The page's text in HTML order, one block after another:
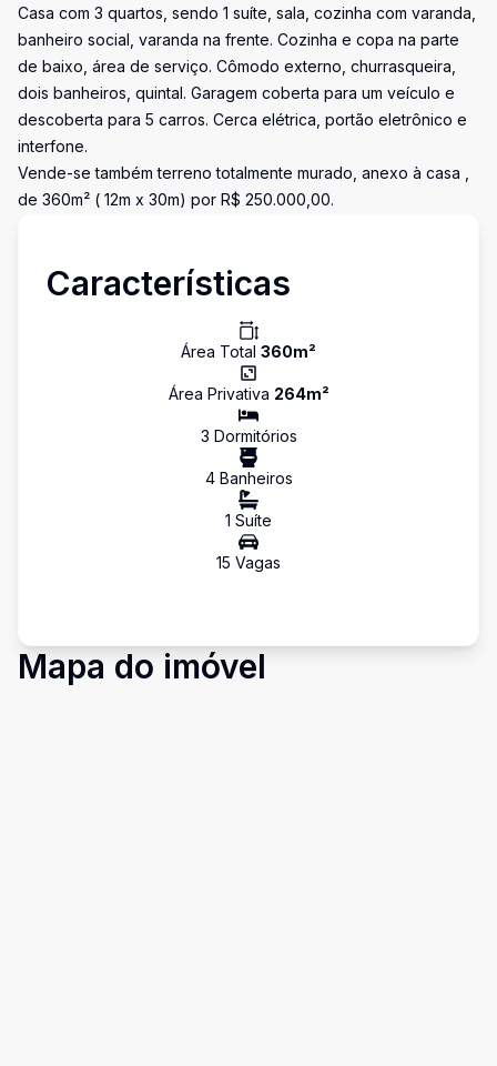
Casa com 3 quartos, sendo 1 suíte, sala, cozinha com varanda,
banheiro social, varanda na frente. Cozinha e copa na parte
de baixo, área de serviço. Cômodo externo, churrasqueira,
dois banheiros, quintal. Garagem coberta para um veículo e
descoberta para 5 carros. Cerca elétrica, portão eletrônico e
interfone.
Vende-se também terreno totalmente murado, anexo à casa ,
de 360m² ( 12m x 30m) por R$ 250.000,00.
Características
Área Total 360m²
Área Privativa 264m²
3 Dormitórios
4Banheiros
1 Suíte
15 Vagas
Mapa do imóvel